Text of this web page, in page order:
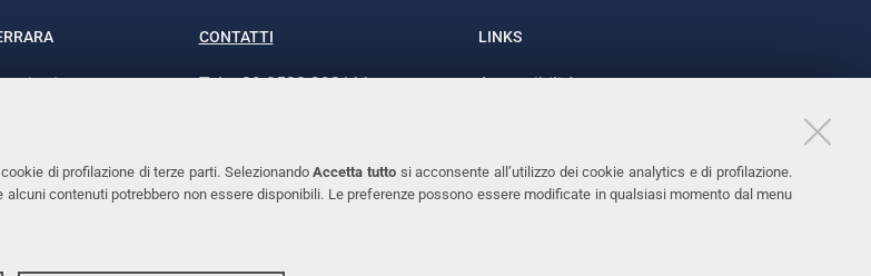
di profilazione di terze parti. SelezionandoAccetta tutto si acconsente all’utilizzo dei cookie analytics e di profilazione.
contenuti potrebbero non essere disponibili. Le preferenze possono essere modificate in qualsiasi momento dal menu
CONTATTI
Tel. +39 0532 293111
LINKS
Accessibilità
Cookies